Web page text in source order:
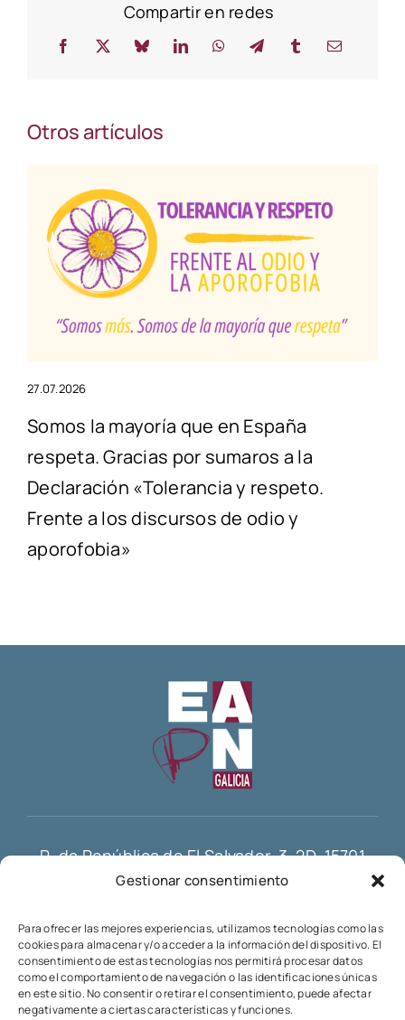
Gestionar consentimiento
Para ofrecer las mejores experiencias, utilizamos tecnologías como las
cookies para almacenar y/o acceder a la información del dispositivo. El
consentimiento de estas tecnologías nos permitirá procesar datos
como el comportamiento de navegación o las identificaciones únicas
en este sitio. No consentir o retirar el consentimiento, puede afectar
negativamente a ciertas características y funciones.
Compartir en redes
Otros artículos
27.07.2026
Somos la mayoría que en España
respeta. Gracias por sumaros a la
Declaración «Tolerancia y respeto.
Frente a los discursos de odio y
aporofobia»
R. da República de El Salvador, 3, 2D, 15701
Santiago de Compostela